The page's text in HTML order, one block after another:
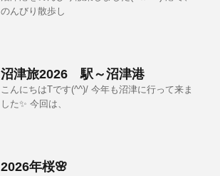
のんびり散歩し
沼津旅2026 駅～沼津港
こんにちはTです(^^)/ 今年も沼津に行って来ま
した✨ 今回は、
2026年桜🌸